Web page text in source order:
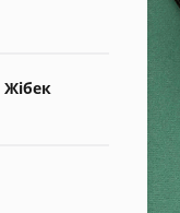
Жібек